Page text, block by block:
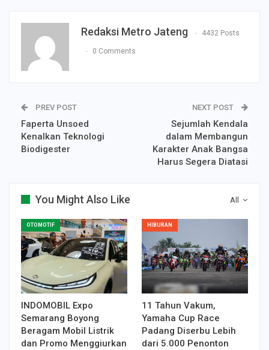
Redaksi Metro Jateng 4432 Posts
0 Comments
PREV POST
Faperta Unsoed
Kenalkan Teknologi
Biodigester
NEXT POST
Sejumlah Kendala
dalam Membangun
Karakter Anak Bangsa
Harus Segera Diatasi
All
You Might Also Like
OTOMOTIF
INDOMOBIL Expo
Semarang Boyong
Beragam Mobil Listrik
dan Promo Menggiurkan
HIBURAN
11 Tahun Vakum,
Yamaha Cup Race
Padang Diserbu Lebih
dari 5.000 Penonton